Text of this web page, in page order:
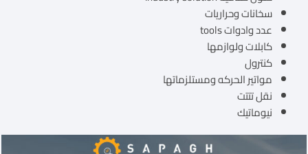
سخانات وحراريات
عدد وادوات tools
كابلات ولوازمها
كنترول
مواتير الحركه ومستلزماتها
نقل تتتت
نيوماتيك